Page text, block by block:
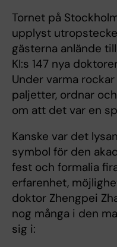
Tornet på
upplyst
gästerna anlände
KI:s 147 nya
Under varma
paljetter, ordnar
om att det var en
Kanske var det
symbol för den
fest och formalia
erfarenhet,
doktor Zhengpei
nog många i den
sig i: